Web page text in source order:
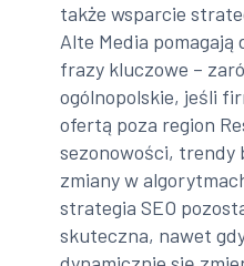
także wsparcie
Alte Media
frazy kluczowe –
ogólnopolskie, jeśli
ofertą poza region
sezonowości, trendy
zmiany w
strategia SEO
skuteczna, nawet